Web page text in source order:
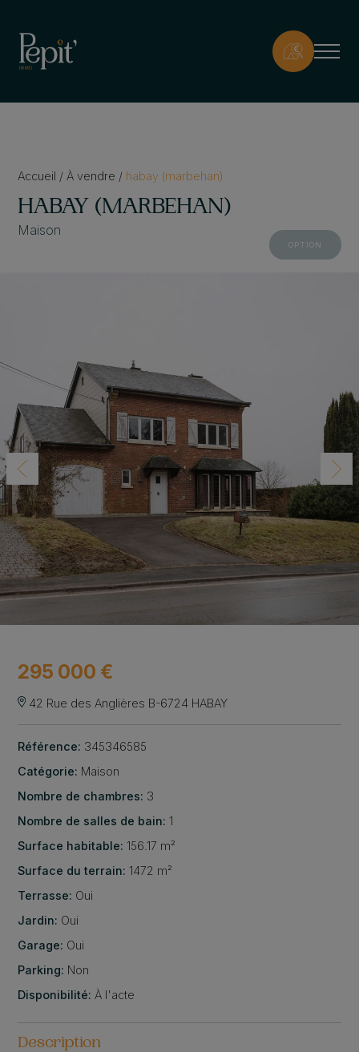
Accueil / À vendre / habay (marbehan)
HABAY (MARBEHAN)
Maison
OPTION
42 Rue des Anglières B-6724 HABAY
295 000 €
Référence: 345346585
Catégorie: Maison
Nombre de chambres: 3
Nombre de salles de bain: 1
Surface habitable: 156.17 m²
Surface du terrain: 1472 m²
Terrasse: Oui
Jardin: Oui
Garage: Oui
Parking: Non
Disponibilité: À l'acte
Description